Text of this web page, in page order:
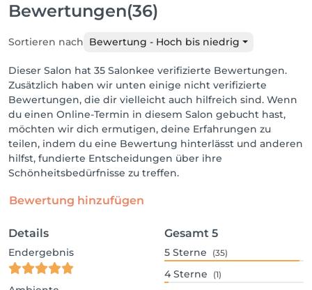
Bewertungen(36)
Sortieren nach Bewertung - Hoch bis niedrig
Dieser Salon hat 35 Salonkee verifizierte Bewertungen.
Zusätzlich haben wir unten einige nicht verifizierte
Bewertungen, die dir vielleicht auch hilfreich sind. Wenn
du einen Online-Termin in diesem Salon gebucht hast,
möchten wir dich ermutigen, deine Erfahrungen zu
teilen, indem du eine Bewertung hinterlässt und anderen
hilfst, fundierte Entscheidungen über ihre
Schönheitsbedürfnisse zu treffen.
Bewertung hinzufügen
Details
Endergebnis
Gesamt 5
5 Sterne (35)
4 Sterne (1)